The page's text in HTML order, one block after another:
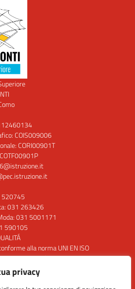
privacy
COIS009006
CORI00901T
520745
031 263426
031 5001171
590105
alla norma UNI EN ISO
attività: "Progettazione
di istruzione secondaria di